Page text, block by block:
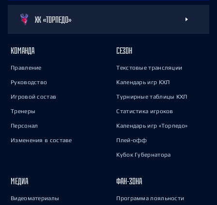
ХК «ТОРПЕДО»
КОМАНДА
Правление
Руководство
Игровой состав
Тренеры
Персонал
Изменения в составе
СЕЗОН
Текстовые трансляции
Календарь игр КХЛ
Турнирные таблицы КХЛ
Статистика игроков
Календарь игр «Торпедо»
Плей-офф
Кубок Губернатора
МЕДИА
Видеоматериалы
ФАН-ЗОНА
Программа лояльности